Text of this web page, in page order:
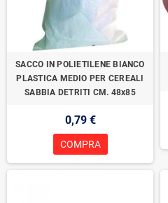
SACCO IN POLIETILENE BIANCO
PLASTICA MEDIO PER CEREALI
SABBIA DETRITI CM. 48x85
0,79 €
COMPRA